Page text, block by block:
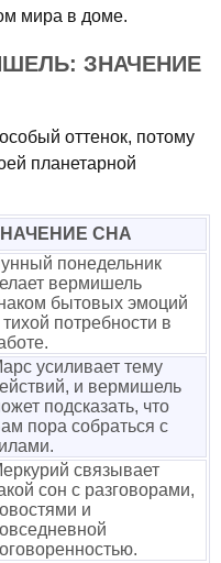
мира в доме.
ЗНАЧЕНИЕ
оттенок, потому
планетарной
СНА
понедельник
вермишель
бытовых эмоций
тихой потребности в
усиливает тему
и вермишель
подсказать, что
пора собраться с
связывает
сон с разговорами,
и